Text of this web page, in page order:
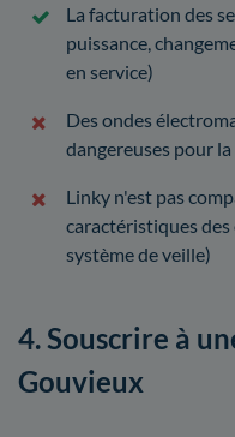
La facturation des
puissance,
en service)
Des ondes
dangereuses pour
Linky n'est pas
caractéristiques des
système de veille)
4. Souscrire à
Gouvieux